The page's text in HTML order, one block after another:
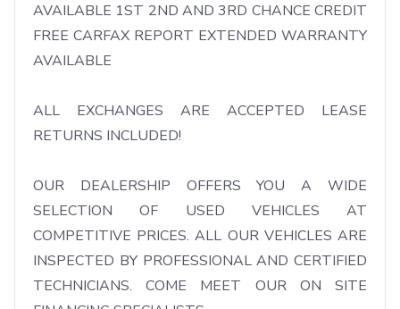
AVAILABLE 1ST 2ND AND 3RD CHANCE CREDIT
FREE CARFAX REPORT EXTENDED WARRANTY
AVAILABLE
ALL EXCHANGES ARE ACCEPTED LEASE
RETURNS INCLUDED!
OUR DEALERSHIP OFFERS YOU A WIDE
SELECTION OF USED VEHICLES AT
COMPETITIVE PRICES. ALL OUR VEHICLES ARE
INSPECTED BY PROFESSIONAL AND CERTIFIED
TECHNICIANS. COME MEET OUR ON SITE